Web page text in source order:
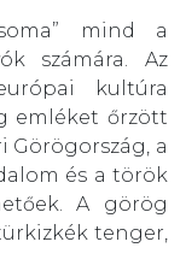
mind a
számára. Az
kultúra
emléket őrzött
Görögország, a
és a török
A görög
tenger,